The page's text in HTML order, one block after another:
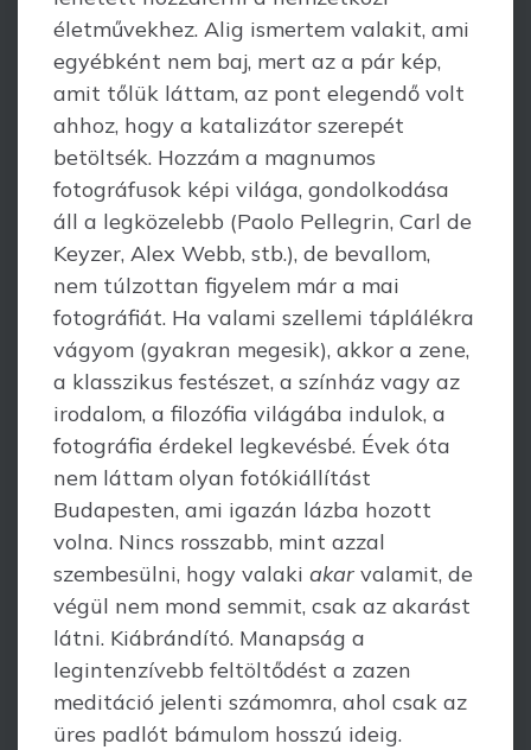
életművekhez. Alig ismertem valakit, ami
egyébként nem baj, mert az a pár kép,
amit tőlük láttam, az pont elegendő volt
ahhoz, hogy a katalizátor szerepét
betöltsék. Hozzám a mag­numos
fotográfusok képi világa, gondolkodása
áll a legközelebb (Paolo Pellegrin, Carl de
Keyzer, Alex Webb, stb.), de bevallom,
nem túlzottan figyelem már a mai
fotográfiát. Ha valami szellemi táplálékra
vágyom (gyakran megesik), akkor a zene,
a klasszikus festészet, a színház vagy az
irodalom, a filozófia világába indulok, a
fotográfia érdekel legkevésbé. Évek óta
nem láttam olyan fotókiállítást
Budapesten, ami igazán lázba hozott
volna. Nincs rosszabb, mint azzal
szembesülni, hogy valaki akar valamit, de
végül nem mond semmit, csak az akarást
látni. Kiábrándító. Manapság a
legintenzívebb feltöltődést a zazen
meditáció jelenti számomra, ahol csak az
üres padlót bámulom hosszú ideig.